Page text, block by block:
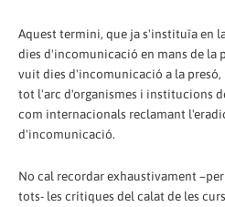
Aquest termini, que ja s'instituïa en
dies d'incomunicació en mans de la
vuit dies d'incomunicació a la
tot l'arc d'organismes i institucions
com internacionals reclamant
d'incomunicació.
No cal recordar exhaustivament
tots- les crítiques del calat de les